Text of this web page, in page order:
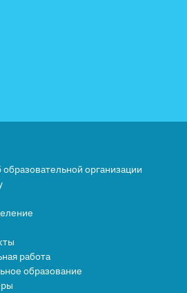
организации
работа
образование